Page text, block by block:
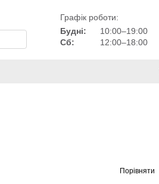
Графік роботи:
Будні:
10:00–19:00
Сб:
12:00–18:00
Порівняти